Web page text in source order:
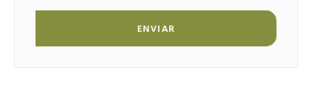
ENVIAR